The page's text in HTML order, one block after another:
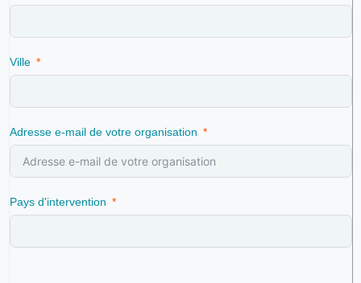
Ville
Adresse e-mail de votre organisation
Pays d'intervention